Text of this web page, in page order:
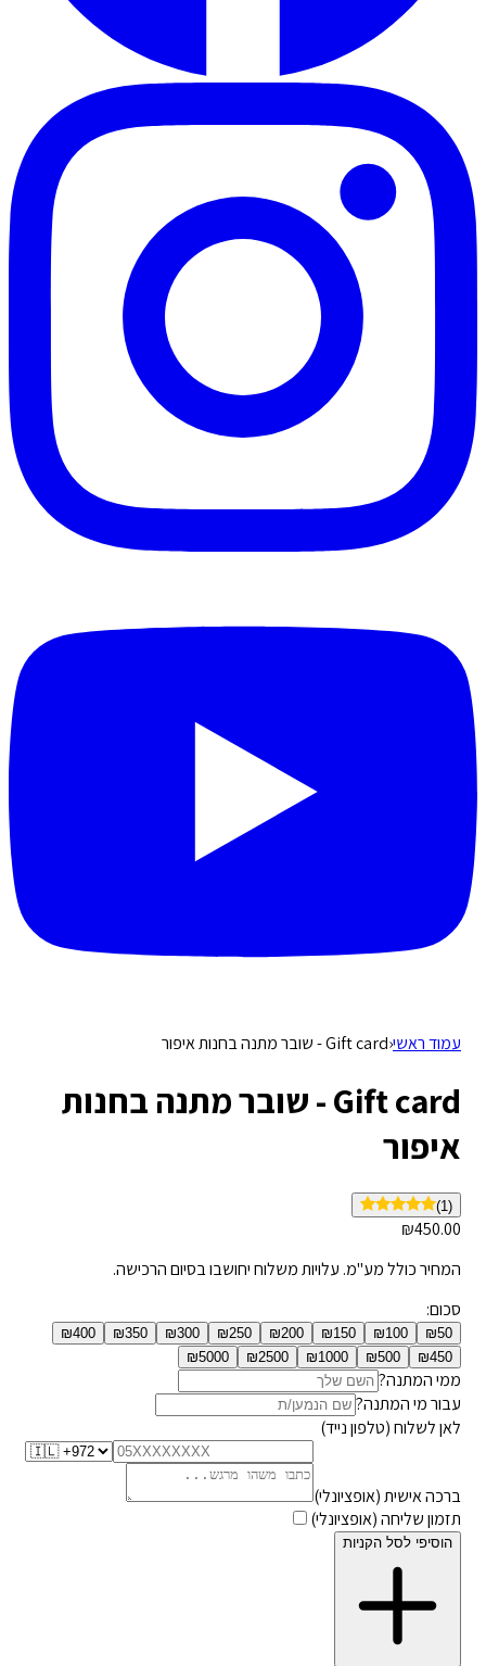
עמוד ראשי‹Gift card - שובר מתנה בחנות איפור
Gift card - שובר מתנה בחנות
איפור
(1 )
₪450.00
המחיר כולל מע"מ. עלויות משלוח יחושבו בסיום הרכישה.
סכום:
₪50
₪100
₪150
₪200
₪250
₪300
₪350
₪400
₪450
₪500
₪1000
₪2500
₪5000
ממי המתנה?
עבור מי המתנה?
לאן לשלוח (טלפון נייד)
ברכה אישית (אופציונלי)
תזמון שליחה (אופציונלי)
הוסיפי לסל הקניות